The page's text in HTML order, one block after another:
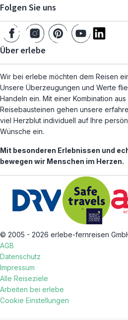
Folgen Sie uns
Über erlebe
Wir bei erlebe möchten dem Reisen
Unsere Überzeugungen und Werte
Handeln ein. Mit einer Kombination
Reisebausteinen gehen unsere
viel Herzblut individuell auf Ihre
Wünsche ein.
Mit besonderen Erlebnissen und
bewegen wir Menschen im Herzen.
© 2005 - 2026 erlebe-fernreisen
AGB
Datenschutz
Impressum
Alle Reiseziele
Arbeiten bei erlebe
Cookie Einstellungen